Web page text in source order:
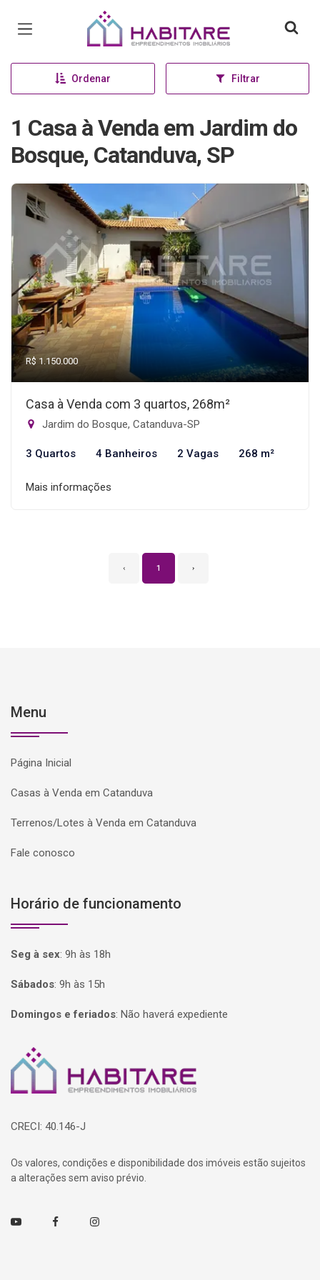
Página inicial
Ordenar Filtrar
1 Casa à Venda em Jardim do
Bosque, Catanduva, SP
R$ 1.150.000
Casa à Venda com 3 quartos, 268m²
Jardim do Bosque, Catanduva-SP
3 Quartos 4 Banheiros 2 Vagas 268 m²
Mais informações
‹ 1 ›
Menu
Página Inicial
Casas à Venda em Catanduva
Terrenos/Lotes à Venda em Catanduva
Fale conosco
Horário de funcionamento
Seg à sex: 9h às 18h
Sábados: 9h às 15h
Domingos e feriados: Não haverá expediente
Página inicial
CRECI: 40.146-J
Os valores, condições e disponibilidade dos imóveis estão sujeitos
a alterações sem aviso prévio.
Youtube FacebookInstagram